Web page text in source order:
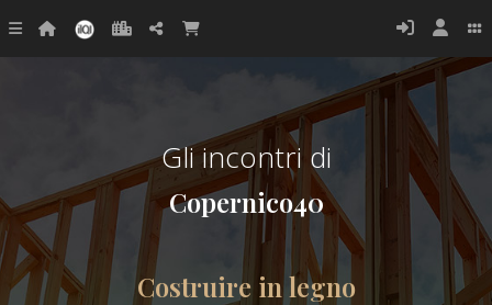
Gli incontri di
Copernico40
Costruire in legno